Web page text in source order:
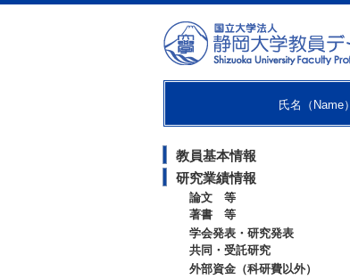
氏名（Name）
教員基本情報
研究業績情報
論文 等
著書 等
学会発表・研究発表
共同・受託研究
外部資金（科研費以外）